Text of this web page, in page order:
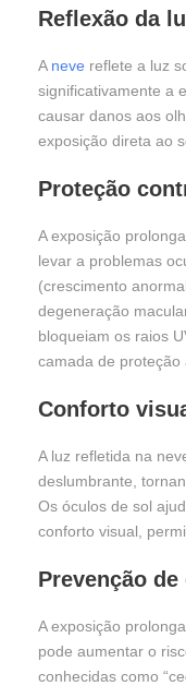
Reflexão da
A neve reflete a luz
significativamente a
causar danos aos
exposição direta ao
Proteção
A exposição
levar a problemas
(crescimento
degeneração
bloqueiam os raios
camada de proteção
Conforto
A luz refletida na
deslumbrante,
Os óculos de sol
conforto visual,
Prevenção
A exposição
pode aumentar o
conhecidas como